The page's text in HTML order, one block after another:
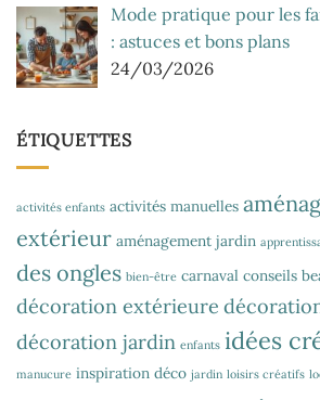
Mode pratique pour les
: astuces et bons plans
24/03/2026
ÉTIQUETTES
activités enfants activités manuelles
extérieur aménagement jardin
des ongles bien-être carnaval conseils
décoration extérieure
décoration jardin enfants idées
manucure inspiration déco jardin loisirs créatifs